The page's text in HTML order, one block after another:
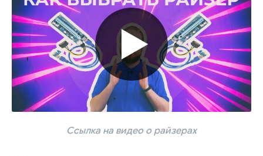
Ссылка на видео о райзерах